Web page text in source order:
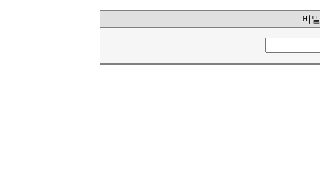
비